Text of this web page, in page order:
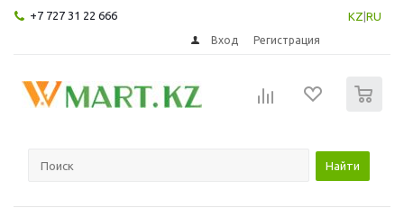
+7 727 31 22 666 KZ RU
Вход Регистрация
Найти